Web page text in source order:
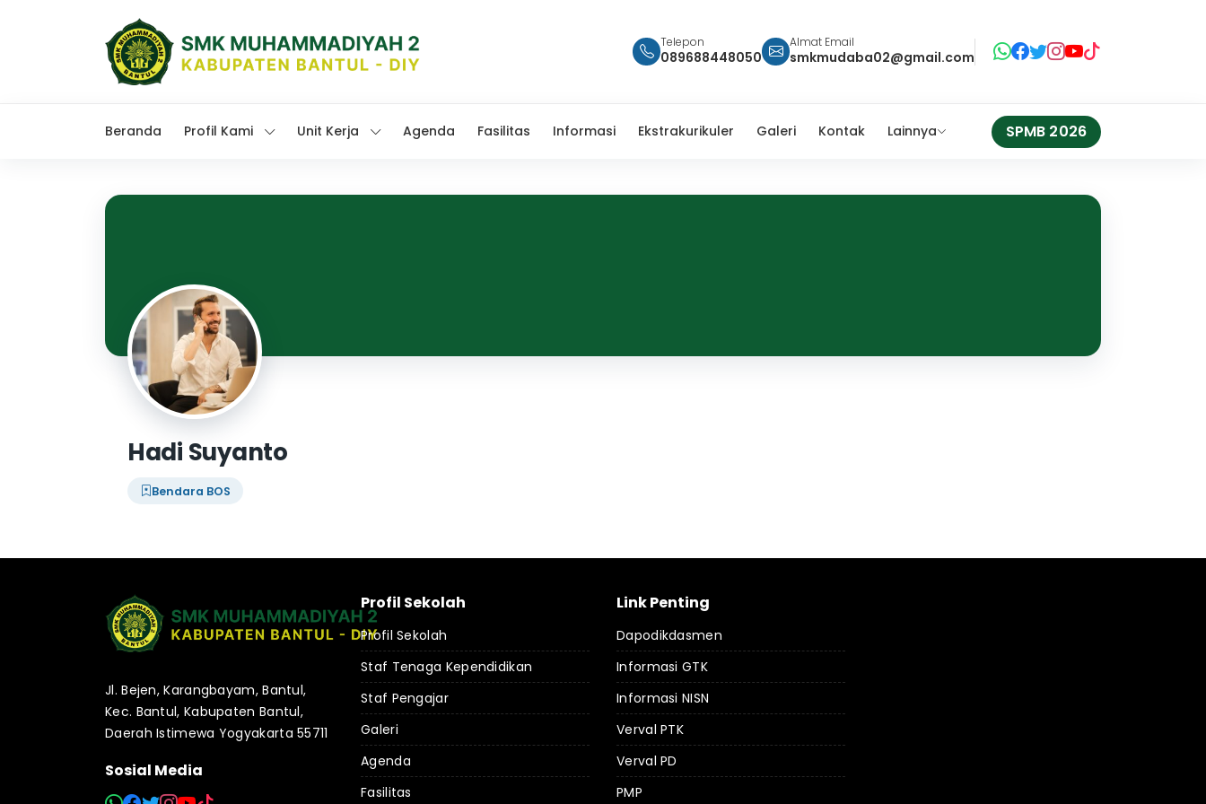
Telepon
089688448050
Almat Email
smkmudaba02@gmail.com
Beranda Profil Kami Unit Kerja Agenda Fasilitas Informasi Ekstrakurikuler Galeri Kontak Lainnya SPMB 2026
Hadi Suyanto
Bendara BOS
Jl. Bejen, Karangbayam, Bantul,
Kec. Bantul, Kabupaten Bantul,
Daerah Istimewa Yogyakarta 55711
Sosial Media
Profil Sekolah
Profil Sekolah
Staf Tenaga Kependidikan
Staf Pengajar
Galeri
Agenda
Fasilitas
Link Penting
Dapodikdasmen
Informasi GTK
Informasi NISN
Verval PTK
Verval PD
PMP